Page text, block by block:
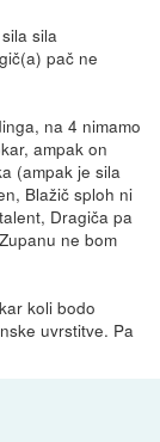
sila
pač ne
na 4 nimamo
ampak on
(ampak je sila
Blažič sploh ni
Dragiča pa
ne bom
koli bodo
uvrstitve. Pa